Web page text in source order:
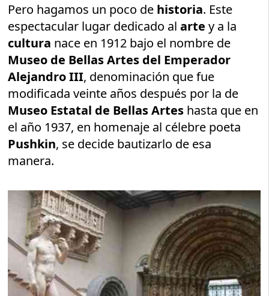
Pero hagamos un poco de historia. Este
espectacular lugar dedicado alartey a la
cultura nace en 1912 bajo el nombre de
Museo de Bellas Artes del Emperador
Alejandro III, denominación que fue
modificada veinte años después por la de
Museo Estatal de Bellas Artes hasta que en
el año 1937, en homenaje al célebre poeta
Pushkin, se decide bautizarlo de esa
manera.